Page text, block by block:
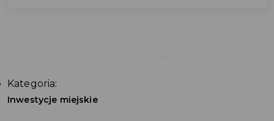
Kategoria:
Inwestycje miejskie